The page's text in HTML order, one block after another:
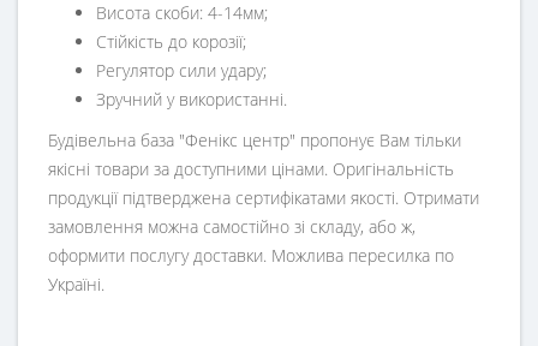
Висота скоби: 4-14мм;
Стійкість до корозії;
Регулятор сили удару;
Зручний у використанні.
Будівельна база "Фенікс центр" пропонує Вам тільки
якісні товари за доступними цінами. Оригінальність
продукції підтверджена сертифікатами якості. Отримати
замовлення можна самостійно зі складу, або ж,
оформити послугу доставки. Можлива пересилка по
Україні.